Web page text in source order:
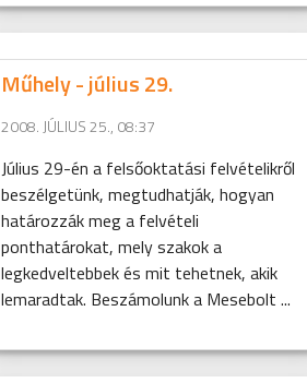
Műhely - július 29.
2008. JÚLIUS 25., 08:37
Július 29-én a felsőoktatási felvételikről
beszélgetünk, megtudhatják, hogyan
határozzák meg a felvételi
ponthatárokat, mely szakok a
legkedveltebbek és mit tehetnek, akik
lemaradtak. Beszámolunk a Mesebolt ...